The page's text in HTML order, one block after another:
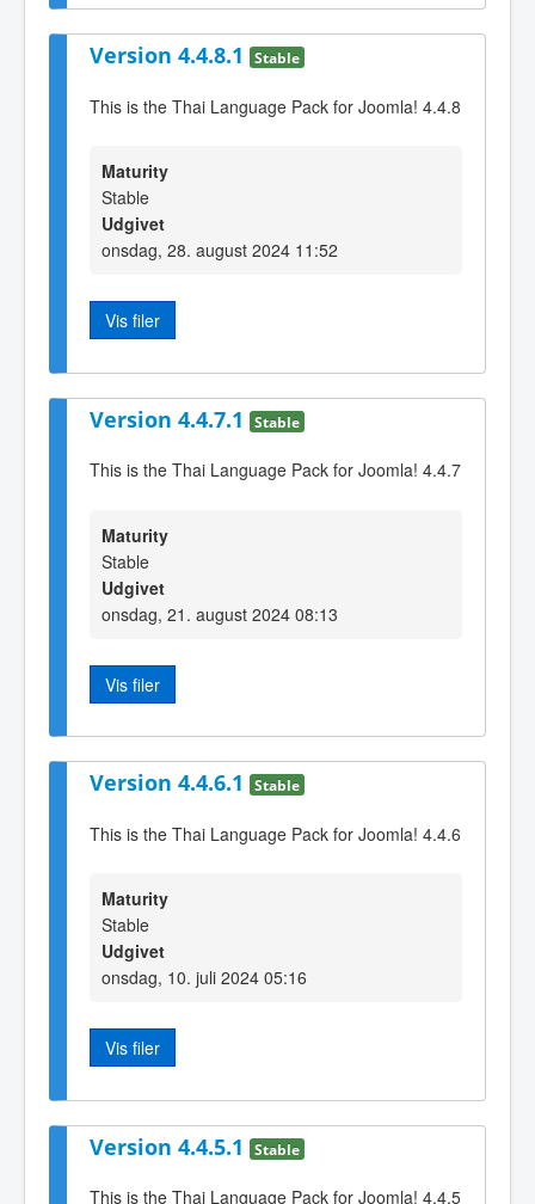
Version 4.4.8.1 Stable
This is the Thai Language Pack for Joomla! 4.4.8
Maturity
Stable
Udgivet
onsdag, 28. august 2024 11:52
Vis filer
Version 4.4.7.1 Stable
This is the Thai Language Pack for Joomla! 4.4.7
Maturity
Stable
Udgivet
onsdag, 21. august 2024 08:13
Vis filer
Version 4.4.6.1 Stable
This is the Thai Language Pack for Joomla! 4.4.6
Maturity
Stable
Udgivet
onsdag, 10. juli 2024 05:16
Vis filer
Version 4.4.5.1 Stable
This is the Thai Language Pack for Joomla! 4.4.5